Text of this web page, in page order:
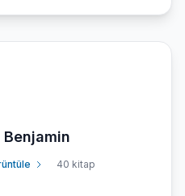
40 kitap